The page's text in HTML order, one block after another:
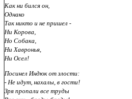
Как ни бился он,
Однако
Так никто и не пришел -
Ни Корова,
Но Собака,
Ни Хавронья,
Ни Осел!
Посинел Индюк от злости:
- Не идут, нахалы, в гости!
Зря пропали все труды